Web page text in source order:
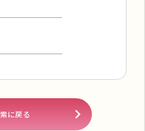
に戻る